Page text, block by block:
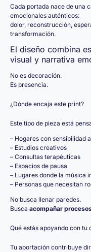
Cada portada nace de una
emocionales auténticos:
dolor, reconstrucción,
transformación.
El diseño combina
visual y narrativa
No es decoración.
Es presencia.
¿Dónde encaja este print?
Este tipo de pieza está
– Hogares con sensibilidad
– Estudios creativos
– Consultas terapéuticas
– Espacios de pausa
– Lugares donde la música
– Personas que necesitan
No busca llenar paredes.
Busca acompañar
Qué estás apoyando con tu
Tu aportación contribuye